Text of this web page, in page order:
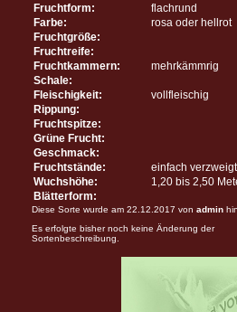
Fruchtform:
flachrund
Farbe:
rosa oder hellrot
Fruchtgröße:
Fruchtreife:
Fruchtkammern:
mehrkämmrig
Schale:
Fleischigkeit:
vollfleischig
Rippung:
Fruchtspitze:
Grüne Frucht:
Geschmack:
Fruchtstände:
einfach verzweigt
Wuchshöhe:
1,20 bis 2,50
Blätterform:
Diese Sorte wurde am 22.12.2017 von admin
Es erfolgte bisher noch keine Änderung der
Sortenbeschreibung.